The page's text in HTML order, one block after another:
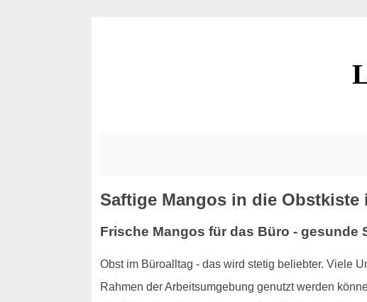
Saftige Mangos in die Obstkiste
Frische Mangos für das Büro - gesunde
Obst im Büroalltag - das wird stetig beliebter. Viele
Rahmen der Arbeitsumgebung genutzt werden